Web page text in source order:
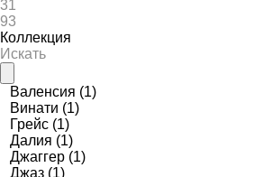
Коллекция
Валенсия (1)
Винати (1)
Грейс (1)
Далия (1)
Джаггер (1)
Джаз (1)